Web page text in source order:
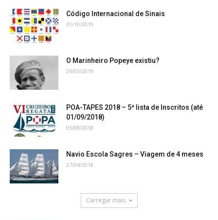
Código Internacional de Sinais
31/10/2019
O Marinheiro Popeye existiu?
26/03/2019
POA-TAPES 2018 – 5ª lista de Inscritos (até
01/09/2018)
05/08/2018
Navio Escola Sagres – Viagem de 4 meses
27/04/2018
Carregar mais